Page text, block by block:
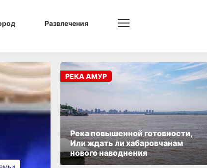
Развлечения
Река повышенной готовности,
Или ждать ли хабаровчанам
нового наводнения
РЕКА АМУР